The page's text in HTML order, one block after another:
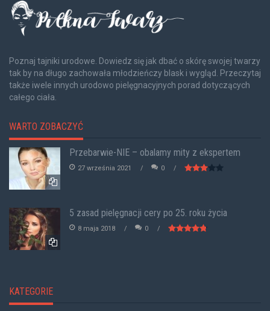
Poznaj tajniki urodowe. Dowiedz się jak dbać o skórę swojej twarzy
tak by na długo zachowała młodzieńczy blask i wygląd. Przeczytaj
także iwele innych urodowo pielęgnacyjnych porad dotyczących
całego ciała.
WARTO ZOBACZYĆ
Przebarwie-NIE – obalamy mity z ekspertem
27 września 2021 0
5 zasad pielęgnacji cery po 25. roku życia
8 maja 2018 0
KATEGORIE